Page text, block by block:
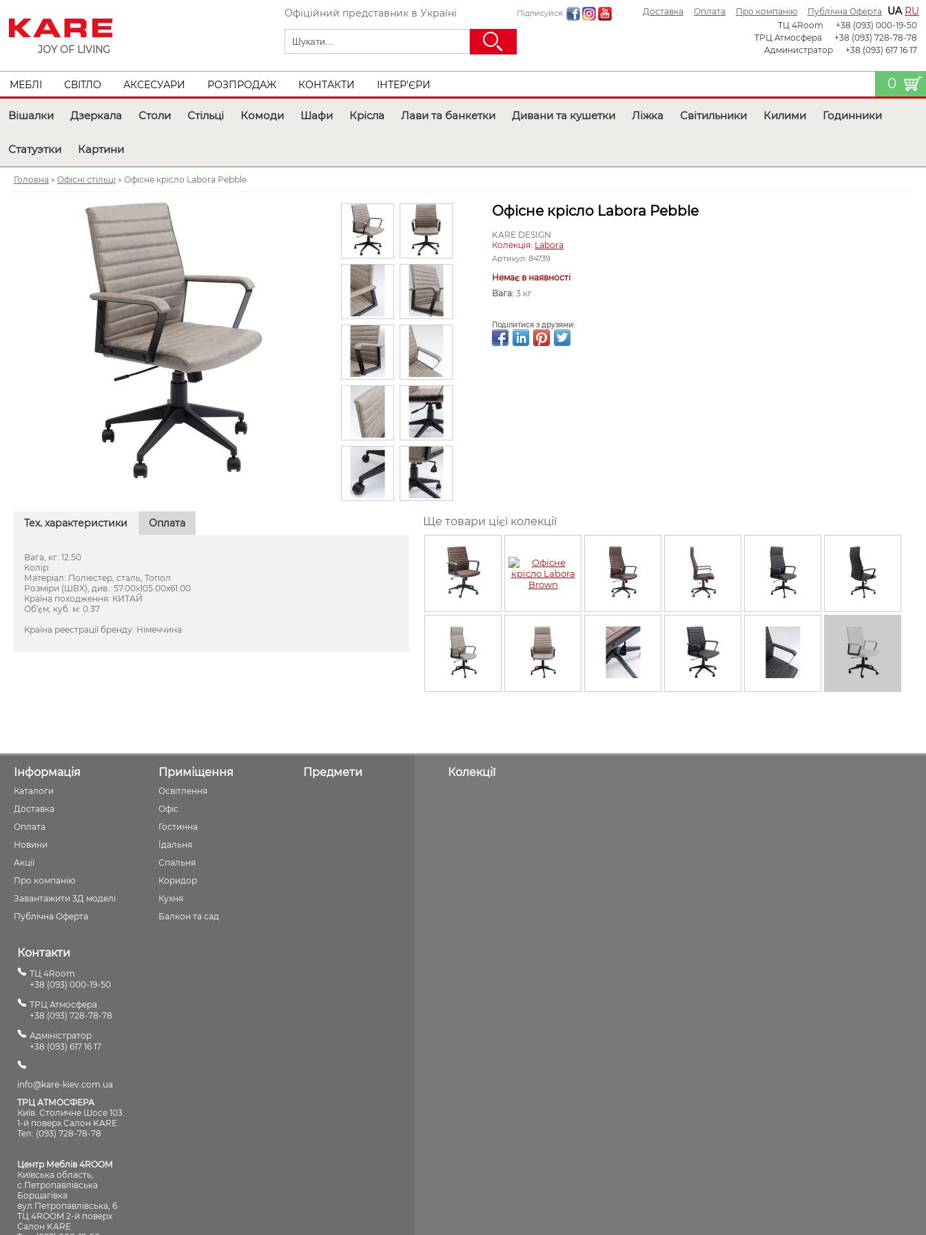
JOY OF LIVING
Підписуйся:
Офіційний представник в Україні Доставка Оплата Про компанію Публічна Оферта UA RU
ТЦ 4Room
+38 (093) 000-19-50
ТРЦ Атмосфера
+38 (093) 728-78-78
Администратор
+38 (093) 617 16 17
МЕБЛІ СВІТЛО АКСЕСУАРИ РОЗПРОДАЖ КОНТАКТИ ІНТЕР'ЄРИ 0
Вішалки Дзеркала Столи Стільці Комоди Шафи Крісла Лави та банкетки Дивани та кушетки Ліжка Світильники Килими Годинники
Статуэтки Картини
Головна » Офісні стільці » Офісне крісло Labora Pebble
Офісне крісло Labora Pebble
KARE DESIGN
Колекція: Labora
Артикул: 84739
Немає в наявності
Вага: 3 кг
Поділитися з друзями:
Тех. характеристики Оплата
Вага, кг: 12.50
Колір:
Матеріал: Поліестер, сталь, Топол
Розміри (ШВХ), див.: 57.00x105.00x61.00
Країна походження: КИТАЙ
Об'єм, куб. м: 0.37
Країна реестрації бренду: Німеччина
Ще товари цієї колекції
Інформація
Каталоги
Доставка
Оплата
Новини
Акції
Про компанію
Завантажити 3Д моделі
Публічна Оферта
Контакти
ТЦ 4Room
+38 (093) 000-19-50
ТРЦ Атмосфера
+38 (093) 728-78-78
Адміністратор
+38 (093) 617 16 17
info@kare-kiev.com.ua
ТРЦ АТМОСФЕРА
Київ. Столичне Шосе 103
1-й поверх Салон KARE
Тел: (093) 728-78-78
Центр Меблів 4ROOM
Київська область,
с.Петропавлівська
Борщагівка
вул.Петропавлівська, 6
ТЦ 4ROOM 2-й поверх
Салон KARE
Приміщення
Освітлення
Офіс
Гостинна
Їдальня
Спальня
Коридор
Кухня
Балкон та сад
Предмети Колекції